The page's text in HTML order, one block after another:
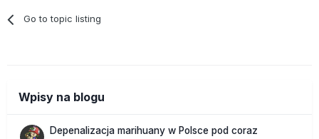
Go to topic listing
Wpisy na blogu
Depenalizacja marihuany w Polsce pod coraz